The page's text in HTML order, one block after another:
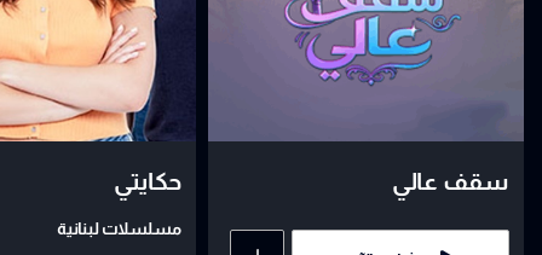
سقف عالي حكايتي
مسلسلات لبنانية